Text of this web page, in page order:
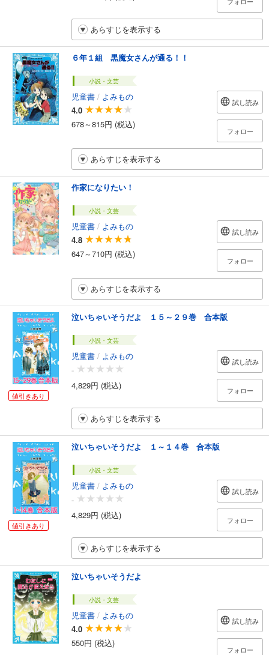
あらすじを表示する
６年１組 黒魔女さんが通る！！
小説・文芸
児童書 / よみもの
4.0
678～815円 (税込)
試し読み
フォロー
あらすじを表示する
作家になりたい！
小説・文芸
児童書 / よみもの
4.8
647～710円 (税込)
試し読み
フォロー
あらすじを表示する
値引きあり
泣いちゃいそうだよ １５～２９巻 合本版
小説・文芸
児童書 / よみもの
-
4,829円 (税込)
試し読み
フォロー
あらすじを表示する
値引きあり
泣いちゃいそうだよ １～１４巻 合本版
小説・文芸
児童書 / よみもの
-
4,829円 (税込)
試し読み
フォロー
あらすじを表示する
泣いちゃいそうだよ
小説・文芸
児童書 / よみもの
4.0
550円 (税込)
試し読み
フォロー